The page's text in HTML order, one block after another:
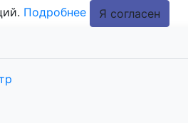
Подробнее Я согласен